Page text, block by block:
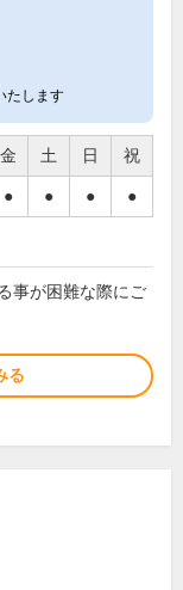
たします
金 土 日 祝
● ● ● ●
事が困難な際にご
る